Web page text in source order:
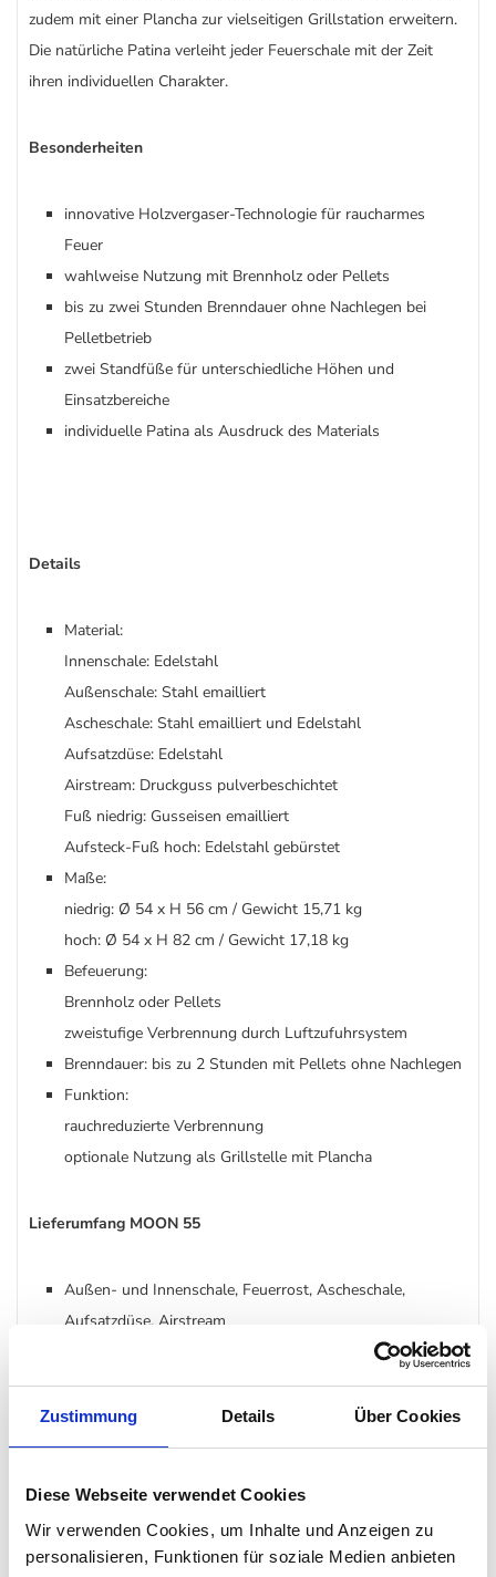
Zustimmung Details Über Cookies
Diese Webseite verwendet Cookies
Wir verwenden Cookies, um Inhalte und Anzeigen zu
personalisieren, Funktionen für soziale Medien anbieten
zudem mit einer Plancha zur vielseitigen Grillstation erweitern.
Die natürliche Patina verleiht jeder Feuerschale mit der Zeit
ihren individuellen Charakter.
Besonderheiten
innovative Holzvergaser-Technologie für raucharmes
Feuer
wahlweise Nutzung mit Brennholz oder Pellets
bis zu zwei Stunden Brenndauer ohne Nachlegen bei
Pelletbetrieb
zwei Standfüße für unterschiedliche Höhen und
Einsatzbereiche
individuelle Patina als Ausdruck des Materials
Details
Material:
Innenschale: Edelstahl
Außenschale: Stahl emailliert
Ascheschale: Stahl emailliert und Edelstahl
Aufsatzdüse: Edelstahl
Airstream: Druckguss pulverbeschichtet
Fuß niedrig: Gusseisen emailliert
Aufsteck-Fuß hoch: Edelstahl gebürstet
Maße:
niedrig: Ø 54 x H 56 cm / Gewicht 15,71 kg
hoch: Ø 54 x H 82 cm / Gewicht 17,18 kg
Befeuerung:
Brennholz oder Pellets
zweistufige Verbrennung durch Luftzufuhrsystem
Brenndauer: bis zu 2 Stunden mit Pellets ohne Nachlegen
Funktion:
rauchreduzierte Verbrennung
optionale Nutzung als Grillstelle mit Plancha
Lieferumfang MOON 55
Außen- und Innenschale, Feuerrost, Ascheschale,
Aufsatzdüse, Airstream
bei hoch: niedriger Fuß und hoher Aufsteckfuß
durchgehender Plancha-Ring mit Ø 64 cm und mittiger